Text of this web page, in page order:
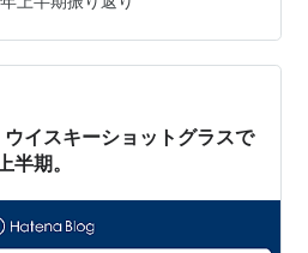
ポート。金額にして100万超
。模擬試験でそこそこの結果を
の先生からも「希望の大学はも
ですが、それ以外の大学なら
いだと思います」と奥様と次男
う…
ウイスキーショットグラスで
半期。